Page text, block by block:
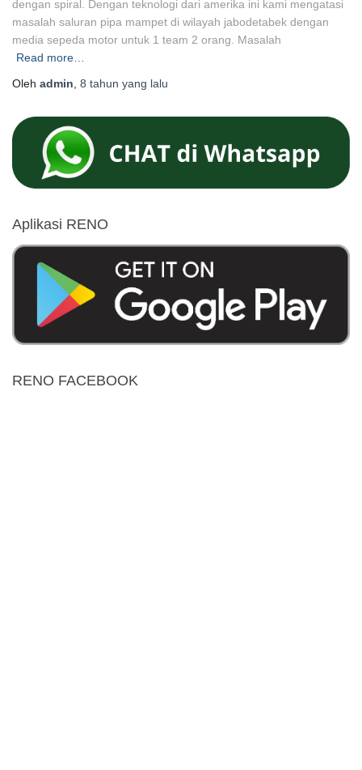
dengan spiral. Dengan teknologi dari amerika ini kami mengatasi
masalah saluran pipa mampet di wilayah jabodetabek dengan
media sepeda motor untuk 1 team 2 orang. Masalah
Read more…
Oleh admin 8 tahun yang lalu
Aplikasi RENO
RENO FACEBOOK